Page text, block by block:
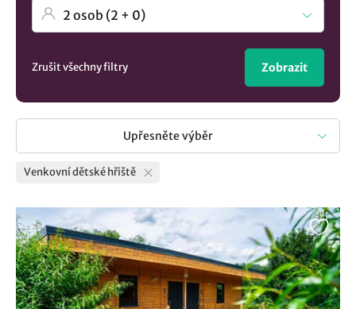
Zrušit všechny filtry Zobrazit
Upřesněte výběr
Venkovní dětské hřiště